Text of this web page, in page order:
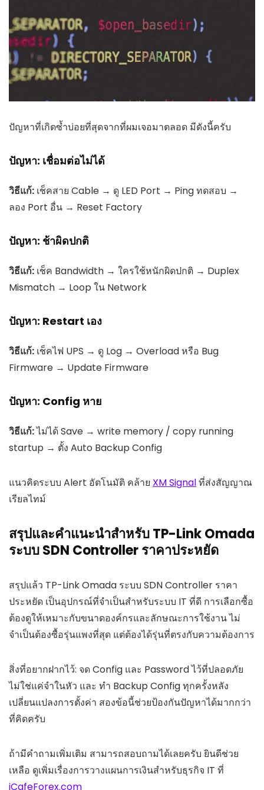
ปัญหาที่เกิดซ้ำบ่อยที่สุดจากที่ผมเจอมาตลอด มีดังนี้ครับ
ปัญหา: เชื่อมต่อไม่ได้
วิธีแก้: เช็คสาย Cable → ดู LED Port → Ping ทดสอบ →
ลอง Port อื่น → Reset Factory
ปัญหา: ช้าผิดปกติ
วิธีแก้: เช็ค Bandwidth → ใครใช้หนักผิดปกติ → Duplex
Mismatch → Loop ใน Network
ปัญหา: Restart เอง
วิธีแก้: เช็คไฟ UPS → ดู Log → Overload หรือ Bug
Firmware → Update Firmware
ปัญหา: Config หาย
วิธีแก้:ไม่ได้ Save → write memory / copy running
startup → ตั้ง Auto Backup Config
แนวคิดระบบ Alert อัตโนมัติ คล้าย XM Signalที่ส่งสัญญาณ
เรียลไทม์
สรุปและคำแนะนำสำหรับ TP-Link Omada
ระบบ SDN Controller ราคาประหยัด
สรุปแล้ว TP-Link Omada ระบบ SDN Controller ราคา
ประหยัด เป็นอุปกรณ์ที่จำเป็นสำหรับระบบ IT ที่ดี การเลือกซื้อ
ต้องดูให้เหมาะกับขนาดองค์กรและลักษณะการใช้งาน ไม่
จำเป็นต้องซื้อรุ่นแพงที่สุด แต่ต้องได้รุ่นที่ตรงกับความต้องการ
สิ่งที่อยากฝากไว้: จด Config และ Password ไว้ที่ปลอดภัย
ไม่ใช่แค่จำในหัว และ ทำ Backup Config ทุกครั้งหลัง
เปลี่ยนแปลงการตั้งค่า สองข้อนี้ช่วยป้องกันปัญหาได้มากกว่า
ที่คิดครับ
ถ้ามีคำถามเพิ่มเติม สามารถสอบถามได้เลยครับ ยินดีช่วย
เหลือ ดูเพิ่มเรื่องการวางแผนการเงินสำหรับธุรกิจ IT ที่
iCafeForex.com